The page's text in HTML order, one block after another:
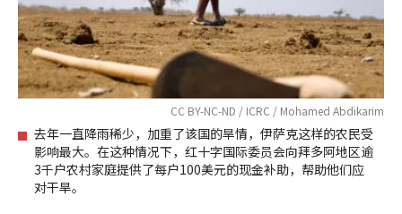
CC BY-NC-ND / ICRC / Mohamed Abdikarim
去年一直降雨稀少，加重了该国的旱情，伊萨克这样的农民受
影响最大。在这种情况下，红十字国际委员会向拜多阿地区逾
3千户农村家庭提供了每户100美元的现金补助，帮助他们应
对干旱。